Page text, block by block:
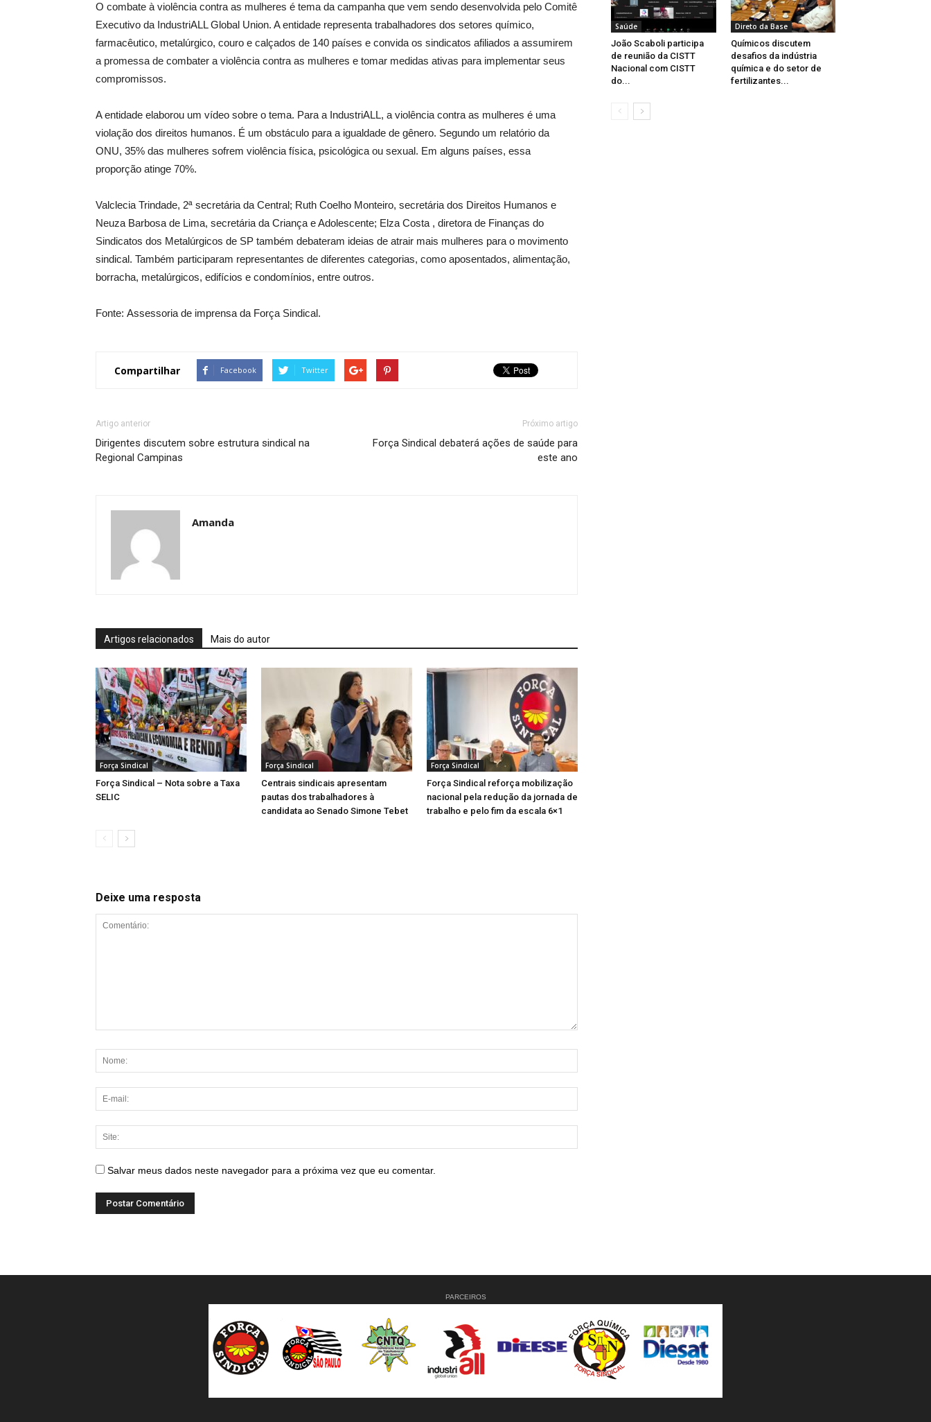
O combate à violência contra as mulheres é tema da campanha que vem sendo desenvolvida pelo Comitê
Executivo da IndustriALL Global Union. A entidade representa trabalhadores dos setores químico,
farmacêutico, metalúrgico, couro e calçados de 140 países e convida os sindicatos afiliados a assumirem
a promessa de combater a violência contra as mulheres e tomar medidas ativas para implementar seus
compromissos.
A entidade elaborou um vídeo sobre o tema. Para a IndustriALL, a violência contra as mulheres é uma
violação dos direitos humanos. É um obstáculo para a igualdade de gênero. Segundo um relatório da
ONU, 35% das mulheres sofrem violência física, psicológica ou sexual. Em alguns países, essa
proporção atinge 70%.
Valclecia Trindade, 2ª secretária da Central; Ruth Coelho Monteiro, secretária dos Direitos Humanos e
Neuza Barbosa de Lima, secretária da Criança e Adolescente; Elza Costa , diretora de Finanças do
Sindicatos dos Metalúrgicos de SP também debateram ideias de atrair mais mulheres para o movimento
sindical. Também participaram representantes de diferentes categorias, como aposentados, alimentação,
borracha, metalúrgicos, edifícios e condomínios, entre outros.
Fonte: Assessoria de imprensa da Força Sindical.
Compartilhar Facebook Twitter
Artigo anterior
Dirigentes discutem sobre estrutura sindical na
Regional Campinas
Próximo artigo
Força Sindical debaterá ações de saúde para
este ano
Amanda
Artigos relacionados Mais do autor
Força Sindical
Força Sindical – Nota sobre a Taxa
SELIC
Força Sindical
Centrais sindicais apresentam
pautas dos trabalhadores à
candidata ao Senado Simone Tebet
Força Sindical
Força Sindical reforça mobilização
nacional pela redução da jornada de
trabalho e pelo fim da escala 6×1
Deixe uma resposta
Salvar meus dados neste navegador para a próxima vez que eu comentar.
Saúde
João Scaboli participa
de reunião da CISTT
Nacional com CISTT
do...
Direto da Base
Químicos discutem
desafios da indústria
química e do setor de
fertilizantes...
PARCEIROS